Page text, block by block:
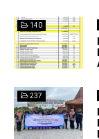
140
237